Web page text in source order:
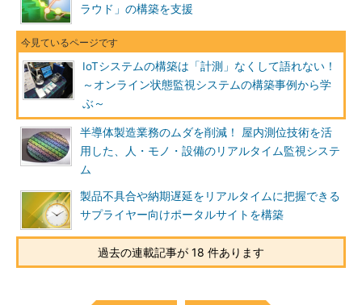
ラウド」の構築を支援
IoTシステムの構築は「計測」なくして語れない！
～オンライン状態監視システムの構築事例から学
ぶ～
半導体製造業務のムダを削減！ 屋内測位技術を活
用した、人・モノ・設備のリアルタイム監視システ
ム
製品不具合や納期遅延をリアルタイムに把握できる
サプライヤー向けポータルサイトを構築
過去の連載記事が 18 件あります